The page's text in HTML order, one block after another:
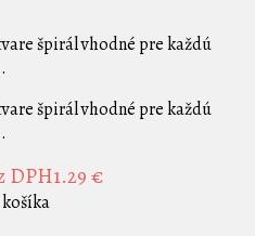
špirál vhodné pre každú
špirál vhodné pre každú
DPH1.29 €